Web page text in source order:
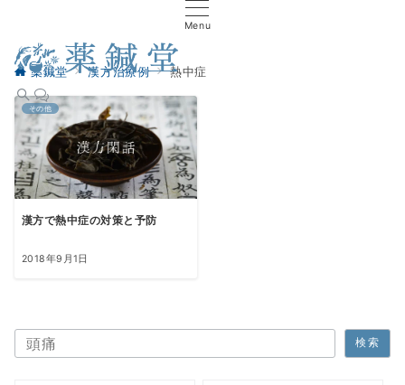
Menu
薬鍼堂 漢方治療例 熱中症
その他
漢方で熱中症の対策と予防
2018年9月1日
検索 検索